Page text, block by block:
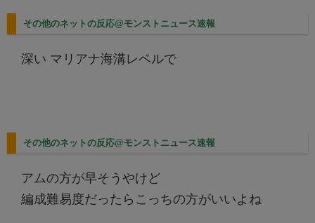
その他のネットの反応@モンストニュース速報
深い マリアナ海溝レベルで
その他のネットの反応@モンストニュース速報
アムの方が早そうやけど
編成難易度だったらこっちの方がいいよね